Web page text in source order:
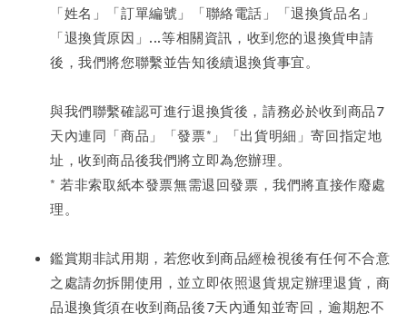
「姓名」「訂單編號」「聯絡電話」「退換貨品名」
「退換貨原因」...等相關資訊，收到您的退換貨申請
後，我們將您聯繫並告知後續退換貨事宜。
與我們聯繫確認可進行退換貨後，請務必於收到商品7
天內連同「商品」「發票*」「出貨明細」寄回指定地
址，收到商品後我們將立即為您辦理。
* 若非索取紙本發票無需退回發票，我們將直接作廢處
理。
鑑賞期非試用期，若您收到商品經檢視後有任何不合意
之處請勿拆開使用，並立即依照退貨規定辦理退貨，商
品退換貨須在收到商品後7天內通知並寄回，逾期恕不